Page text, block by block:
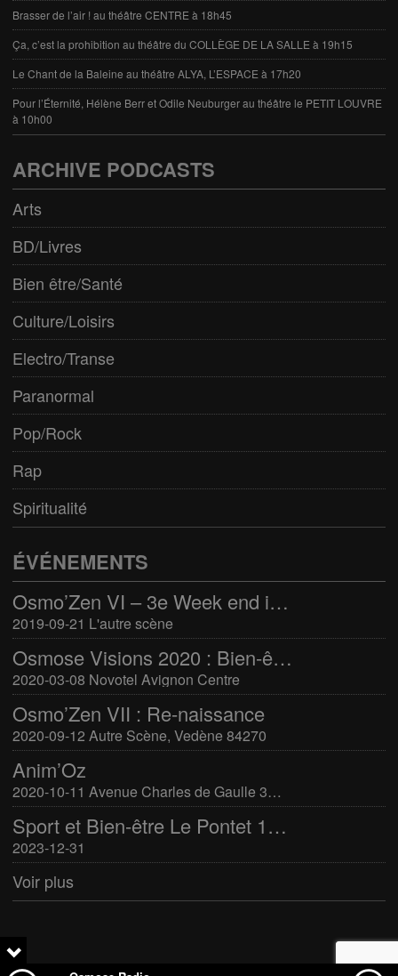
Brasser de l’air ! au théâtre CENTRE à 18h45
Ça, c’est la prohibition au théâtre du COLLÈGE DE LA SALLE à 19h15
Le Chant de la Baleine au théâtre ALYA, L’ESPACE à 17h20
Pour l’Éternité, Hélène Berr et Odile Neuburger au théâtre le PETIT LOUVRE
à 10h00
ARCHIVE PODCASTS
Arts
BD/Livres
Bien être/Santé
Culture/Loisirs
Electro/Transe
Paranormal
Pop/Rock
Rap
Spiritualité
ÉVÉNEMENTS
Osmo’Zen VI – 3e Week end international du bien-être
2019-09-21 L'autre scène
Osmose Visions 2020 : Bien-être et arts divinatoires
2020-03-08 Novotel Avignon Centre
Osmo’Zen VII : Re-naissance
2020-09-12 Autre Scène, Vedène 84270
Anim’Oz
2020-10-11 Avenue Charles de Gaulle 30400 Villeneuve-Lès-Avignon
Sport et Bien-être Le Pontet 16-17 mars 2024
2023-12-31
Voir plus